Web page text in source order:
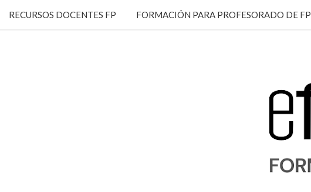
RECURSOS DOCENTES FP FORMACIÓN PARA PROFESORADO DE FP